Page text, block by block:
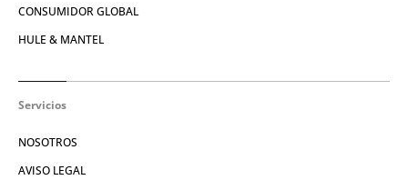
CONSUMIDOR GLOBAL
HULE & MANTEL
Servicios
NOSOTROS
AVISO LEGAL